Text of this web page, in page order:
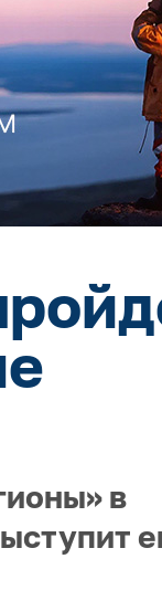
в